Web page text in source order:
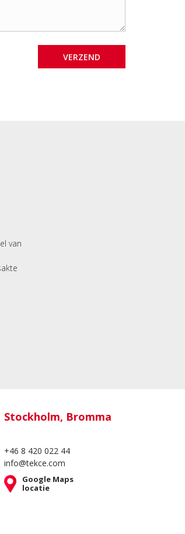
van
Stockholm, Bromma
+46 8 420 022 44
info@tekce.com
Google Maps
locatie